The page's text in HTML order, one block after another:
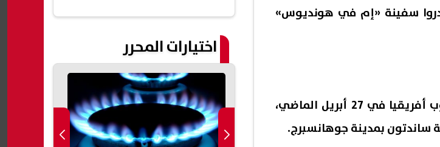
سفينة «إم في هونديوس»
وأشارت التقارير إلى نقل راكب بريطاني إلى جنوب أفريقيا في 27 أبريل الماضي،
بمدينة جوهانسبرج.
اختيارات المحرر